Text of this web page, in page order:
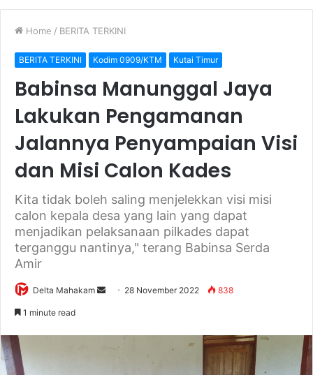
Home / BERITA TERKINI
BERITA TERKINI Kodim 0909/KTM Kutai Timur
Babinsa Manunggal Jaya
Lakukan Pengamanan
Jalannya Penyampaian Visi
dan Misi Calon Kades
Kita tidak boleh saling menjelekkan visi misi
calon kepala desa yang lain yang dapat
menjadikan pelaksanaan pilkades dapat
terganggu nantinya," terang Babinsa Serda
Amir
Delta Mahakam 28 November 2022 838
1 minute read